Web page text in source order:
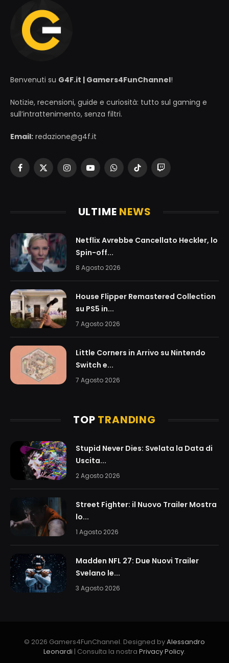
Benvenuti su G4F.it | Gamers4FunChannel!
Notizie, recensioni, guide e curiosità: tutto sul gaming e
sull’intrattenimento, senza filtri.
Email: redazione@g4f.it
Facebook
X
InstagramYouTubeWhatsAppTikTokTwitch
ULTIME NEWS
Netflix Avrebbe Cancellato Heckler, lo
Spin-off...
8 Agosto 2026
House Flipper Remastered Collection
su PS5 in...
7 Agosto 2026
Little Corners in Arrivo su Nintendo
Switch e...
7 Agosto 2026
TOP TRANDING
Stupid Never Dies: Svelata la Data di
Uscita...
2 Agosto 2026
Street Fighter: il Nuovo Trailer Mostra
lo...
1 Agosto 2026
Madden NFL 27: Due Nuovi Trailer
Svelano le...
3 Agosto 2026
© 2026 Gamers4FunChannel. Designed byAlessandro
Leonardi | Consulta la nostra Privacy Policy.